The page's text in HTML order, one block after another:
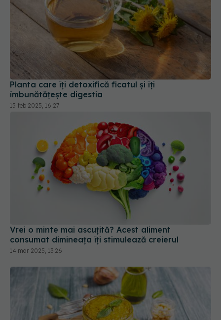
Planta care îți detoxifică ficatul și îți
îmbunătățește digestia
15 feb 2025, 16:27
Vrei o minte mai ascuțită? Acest aliment
consumat dimineața îți stimulează creierul
14 mar 2025, 13:26